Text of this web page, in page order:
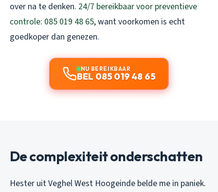
over na te denken. 24/7 bereikbaar voor preventieve
controle: 085 019 48 65, want voorkomen is echt
goedkoper dan genezen.
NU BEREIKBAAR
BEL 085 019 48 65
De complexiteit onderschatten
Hester uit Veghel West Hoogeinde belde me in paniek.